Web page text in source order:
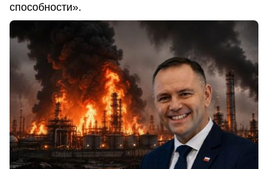
способности».